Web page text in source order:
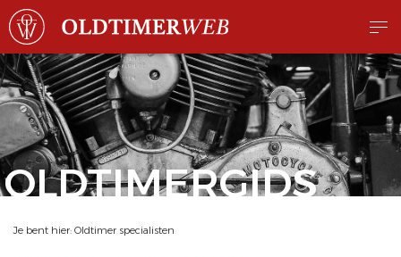
OLDTIMERGIDS
Je bent hier: Oldtimer specialisten